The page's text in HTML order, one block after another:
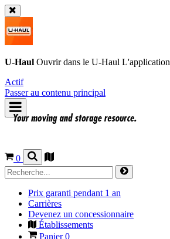
U-Haul Ouvrir dans le U-Haul L'application
Actif
Passer au contenu principal
0
Prix garanti pendant 1 an
Carrières
Devenez un concessionnaire
Établissements
Panier0